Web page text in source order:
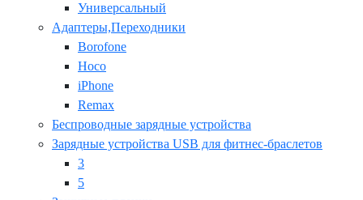
Универсальный
Адаптеры,Переходники
Borofone
Hoco
iPhone
Remax
Беспроводные зарядные устройства
Зарядные устройства USB для фитнес-браслетов
3
5